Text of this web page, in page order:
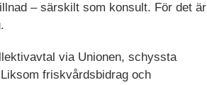
– särskilt som konsult. För det är
via Unionen, schyssta
friskvårdsbidrag och